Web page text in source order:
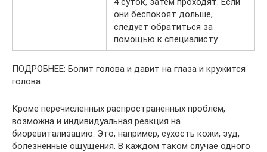
они беспокоят дольше,
следует обратиться за
помощью к специалисту
ПОДРОБНЕЕ: Болит голова и давит на глаза и кружится
голова
Кроме перечисленных распространенных проблем,
возможна и индивидуальная реакция на
биоревитализацию. Это, например, сухость кожи, зуд,
болезненные ощущения. В каждом таком случае одного